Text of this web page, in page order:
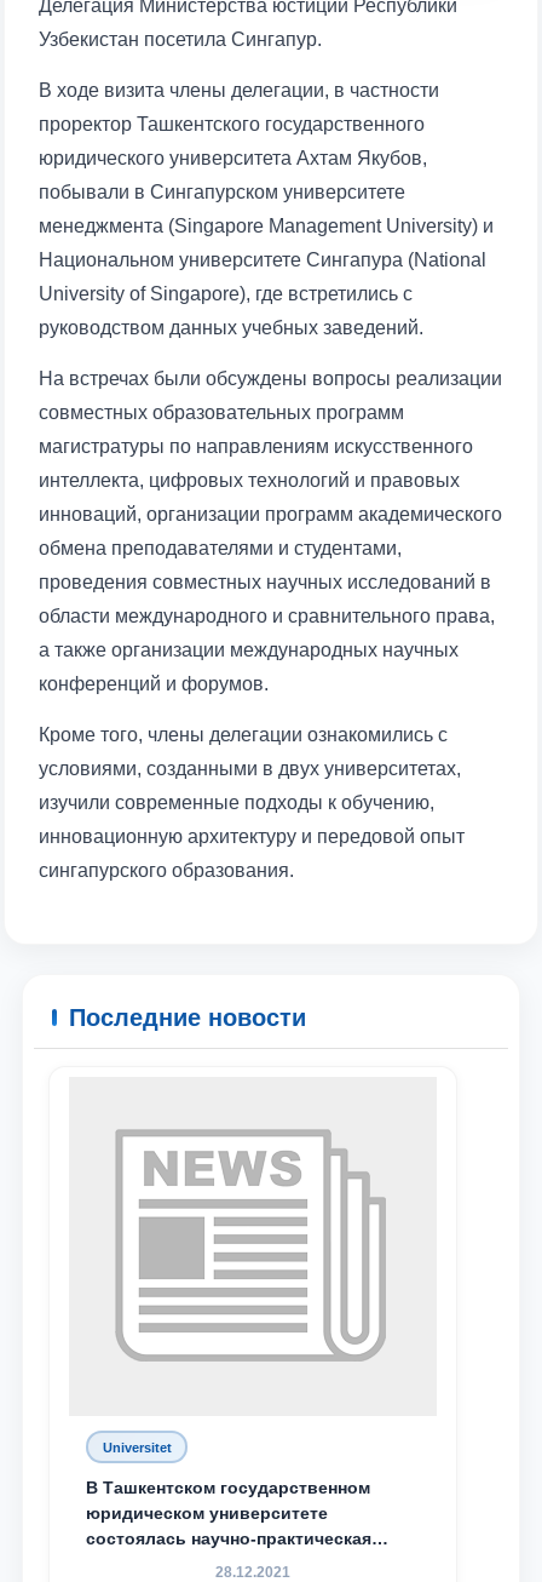
Ваше имя и фамилия
отправить
Делегация Министерства юстиции Республики
Узбекистан посетила Сингапур.
В ходе визита члены делегации, в частности
проректор Ташкентского государственного
юридического университета Ахтам Якубов,
побывали в Сингапурском университете
менеджмента (Singapore Management University) и
Национальном университете Сингапура (National
University of Singapore), где встретились с
руководством данных учебных заведений.
На встречах были обсуждены вопросы реализации
совместных образовательных программ
магистратуры по направлениям искусственного
интеллекта, цифровых технологий и правовых
инноваций, организации программ академического
обмена преподавателями и студентами,
проведения совместных научных исследований в
области международного и сравнительного права,
а также организации международных научных
конференций и форумов.
Кроме того, члены делегации ознакомились с
условиями, созданными в двух университетах,
изучили современные подходы к обучению,
инновационную архитектуру и передовой опыт
сингапурского образования.
Последние новости
Universitet
В Ташкентском государственном
юридическом университете
состоялась научно-практическая
конференция магистрантов
28.12.2021